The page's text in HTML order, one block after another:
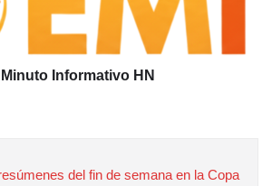
Minuto Informativo HN
del fin de semana en la Copa